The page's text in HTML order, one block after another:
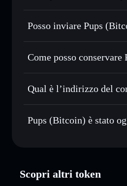
Pups (Bitcoin)
wallet
Scambiare istantaneamente
Usare il DCA— applica la
Inviare in modo riservato—
privacy incorporato di Solflare
esclusivo controllo delle tue
Posso inviare Pups
wallet Solflare
Come posso
privacy
Qual è l’indirizzo del
Pups (Bitcoin) è stato
Scopri altri token